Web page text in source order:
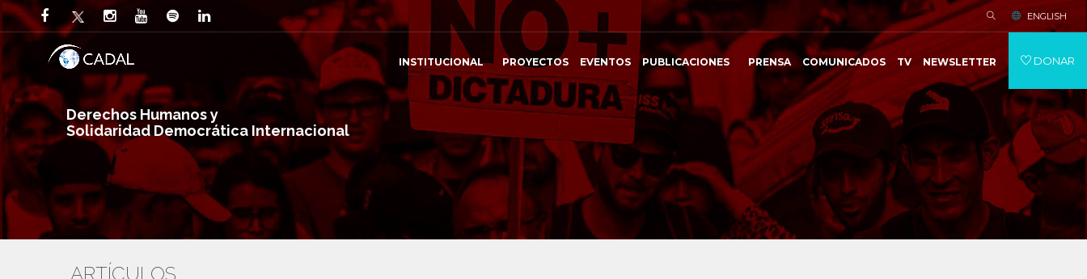
Derechos Humanos y
Solidaridad Democrática Internacional
ENGLISH
INSTITUCIONAL PROYECTOS EVENTOS PUBLICACIONES PRENSA COMUNICADOS TV NEWSLETTER DONAR
ARTÍCULOS